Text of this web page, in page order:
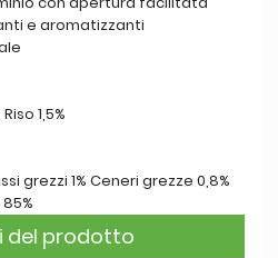
e aromatizzanti
1,5%
grezzi 1% Ceneri grezze 0,8%
del prodotto